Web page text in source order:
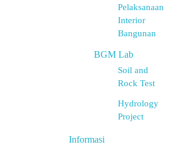
Pelaksanaan
Interior
Bangunan
BGM Lab
Soil and
Rock Test
Hydrology
Project
Informasi